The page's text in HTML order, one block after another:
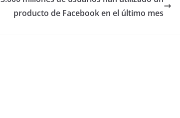
producto de Facebook en el último mes